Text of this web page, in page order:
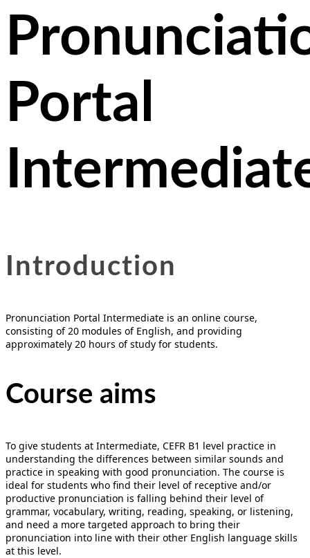
Portal
Introduction
Pronunciation Portal Intermediate is an online course,
consisting of 20 modules of English, and providing
approximately 20 hours of study for students.
Course aims
To give students at Intermediate, CEFR B1 level practice in
understanding the differences between similar sounds and
practice in speaking with good pronunciation. The course is
ideal for students who find their level of receptive and/or
productive pronunciation is falling behind their level of
grammar, vocabulary, writing, reading, speaking, or listening,
and need a more targeted approach to bring their
pronunciation into line with their other English language skills
at this level.